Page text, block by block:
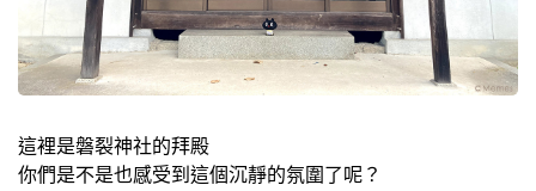
這裡是磐裂神社的拜殿
你們是不是也感受到這個沉靜的氛圍了呢？